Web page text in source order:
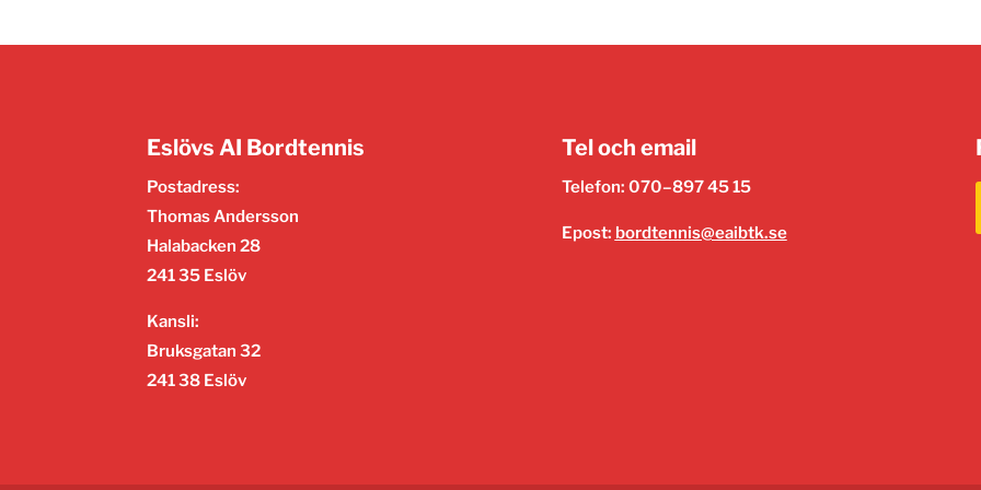
Eslövs AI Bordtennis
Postadress:
Thomas Andersson
Halabacken 28
241 35 Eslöv
Kansli:
Bruksgatan 32
241 38 Eslöv
Tel och email
Telefon: 070–897 45 15
Epost: bordtennis@eaibtk.se